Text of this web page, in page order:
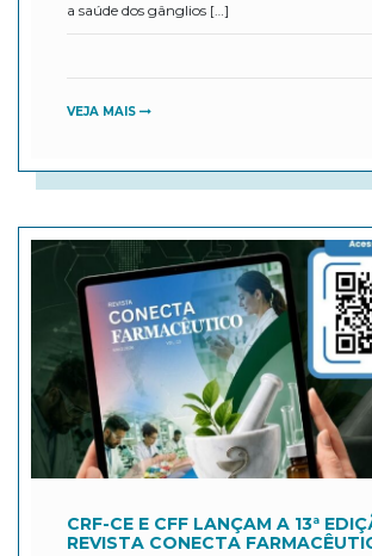
a saúde dos gânglios […]
VEJA MAIS
CRF-CE E CFF LANÇAM A 13ª
REVISTA CONECTA